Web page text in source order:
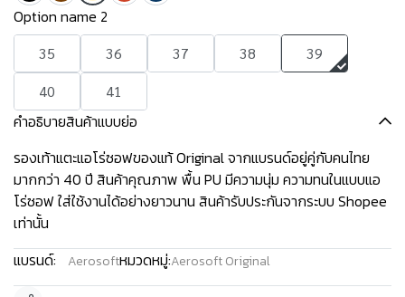
Option name 2
35 36 37 38
39
40
41
คำอธิบายสินค้าแบบย่อ
รองเท้าแตะแอโร่ซอฟของแท้ Original จากแบรนด์อยู่คู่กับคนไทย
มากกว่า 40 ปี สินค้าคุณภาพ พื้น PU มีความนุ่ม ความทนในแบบแอ
โร่ซอฟ ใส่ใช้งานได้อย่างยาวนาน สินค้ารับประกันจากระบบ Shopee
เท่านั้น
แบรนด์:
Aerosoftหมวดหมู่:Aerosoft Original